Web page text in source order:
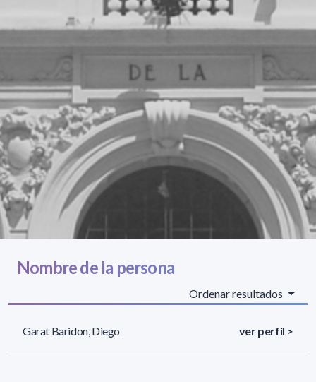
Nombre de la persona
Ordenar resultados
Garat Baridon, Diego ver perfil >